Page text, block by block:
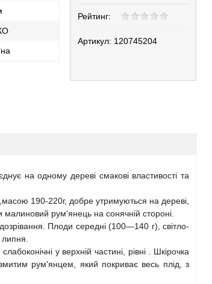
Рейтинг:
Артикул: 120745204
на одному дереві смакові властивості та
190-220г, добре утримуються на дереві,
малиновий рум'янець на сонячній стороні.
Плоди середні (100—140 г), світло-
у верхній частині, рівні . Шкірочка
рум'янцем, який покриває весь плід, з